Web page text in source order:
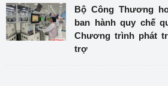
Bộ Công Thương
ban hành quy chế
Chương trình phát
trợ